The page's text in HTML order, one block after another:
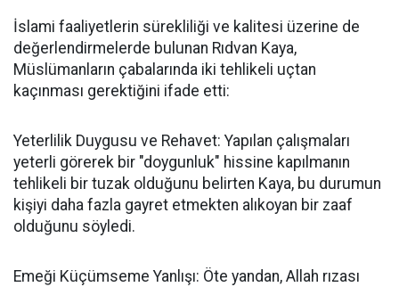
İslami faaliyetlerin sürekliliği ve kalitesi üzerine de
değerlendirmelerde bulunan Rıdvan Kaya,
Müslümanların çabalarında iki tehlikeli uçtan
kaçınması gerektiğini ifade etti:
Yeterlilik Duygusu ve Rehavet: Yapılan çalışmaları
yeterli görerek bir "doygunluk" hissine kapılmanın
tehlikeli bir tuzak olduğunu belirten Kaya, bu durumun
kişiyi daha fazla gayret etmekten alıkoyan bir zaaf
olduğunu söyledi.
Emeği Küçümseme Yanlışı: Öte yandan, Allah rızası